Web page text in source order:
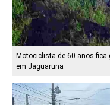
Motociclista de 60 anos
em Jaguaruna